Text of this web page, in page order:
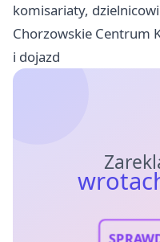
komisariaty, dzielnicowi
Chorzowskie Centrum
i dojazd